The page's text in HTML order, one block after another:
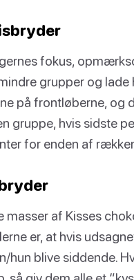
fokus,
grupper og
på frontløberne, og
gruppe, hvis sidste
for enden af
masser af Kisses
er, at hvis
hun blive siddende.